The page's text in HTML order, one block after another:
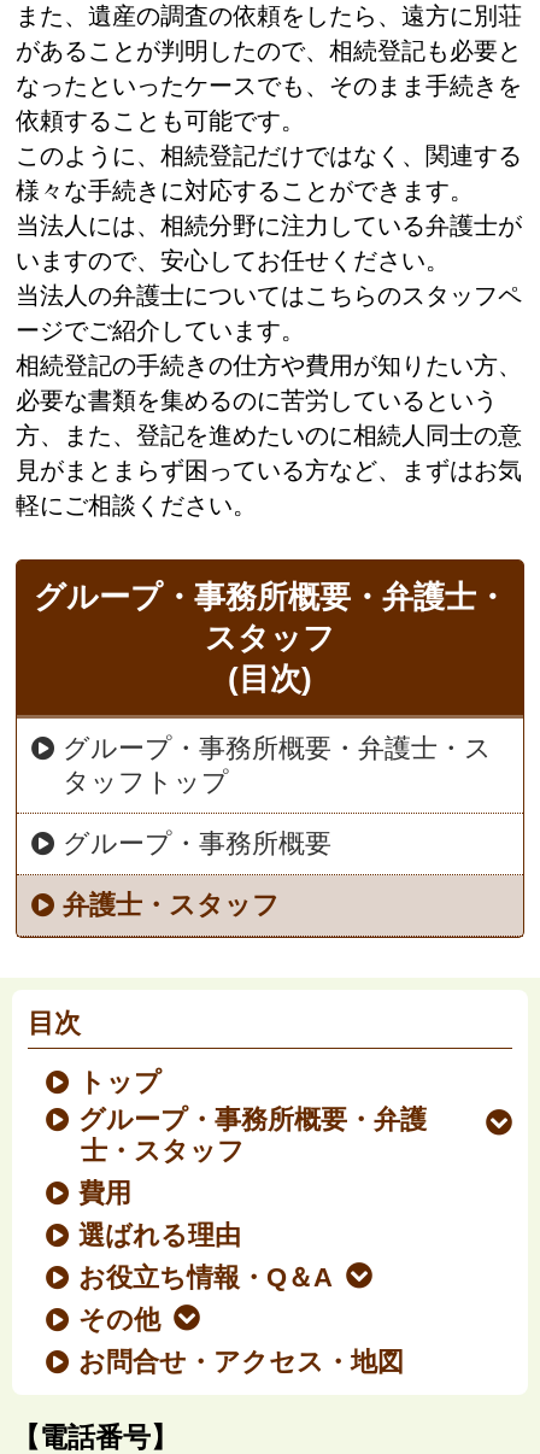
グループ・事務所概要・弁護士・
スタッフ
(目次)
グループ・事務所概要・弁護士・ス
タッフトップ
グループ・事務所概要
弁護士・スタッフ
また、遺産の調査の依頼をしたら、遠方に別荘
があることが判明したので、相続登記も必要と
なったといったケースでも、そのまま手続きを
依頼することも可能です。
このように、相続登記だけではなく、関連する
様々な手続きに対応することができます。
当法人には、相続分野に注力している弁護士が
いますので、安心してお任せください。
当法人の弁護士についてはこちらのスタッフペ
ージでご紹介しています。
相続登記の手続きの仕方や費用が知りたい方、
必要な書類を集めるのに苦労しているという
方、また、登記を進めたいのに相続人同士の意
見がまとまらず困っている方など、まずはお気
軽にご相談ください。
目次
トップ
グループ・事務所概要・弁護
士・スタッフ
費用
選ばれる理由
お役立ち情報・Q＆A
その他
お問合せ・アクセス・地図
【電話番号】